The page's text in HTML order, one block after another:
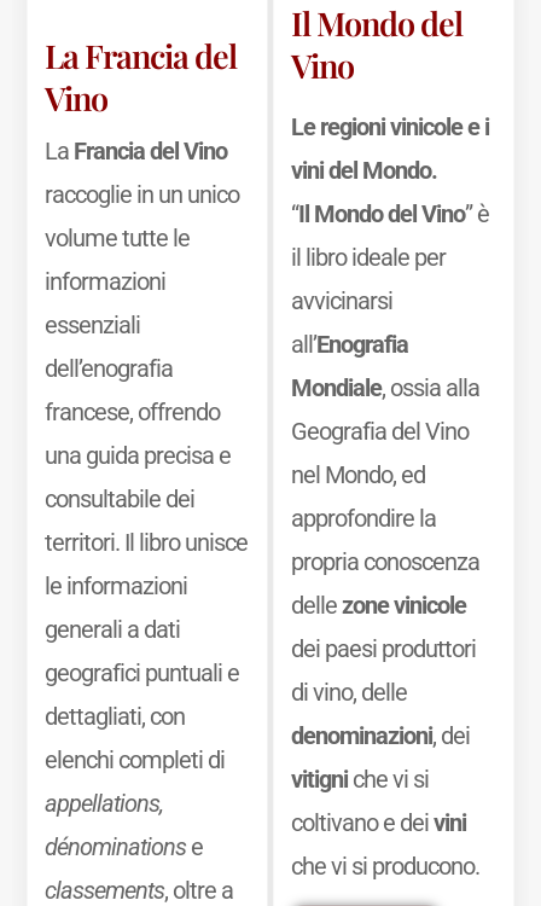
La Francia del
Vino
La Francia del Vino
raccoglie in un unico
volume tutte le
informazioni
essenziali
dell’enografia
francese, offrendo
una guida precisa e
consultabile dei
territori. Il libro unisce
le informazioni
generali a dati
geografici puntuali e
dettagliati, con
elenchi completi di
appellations,
dénominationse
classements, oltre a
Il Mondo del
Vino
Le regioni vinicole e i
vini del Mondo.
“Il Mondo del Vino” è
il libro ideale per
avvicinarsi
all’Enografia
Mondiale, ossia alla
Geografia del Vino
nel Mondo, ed
approfondire la
propria conoscenza
dellezone vinicole
dei paesi produttori
di vino, delle
denominazioni, dei
vitigniche vi si
coltivano e deivini
che vi si producono.